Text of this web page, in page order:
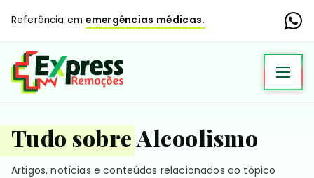
Referência ememergências médicas.
Tudo sobre Alcoolismo
Artigos, notícias e conteúdos relacionados ao tópico